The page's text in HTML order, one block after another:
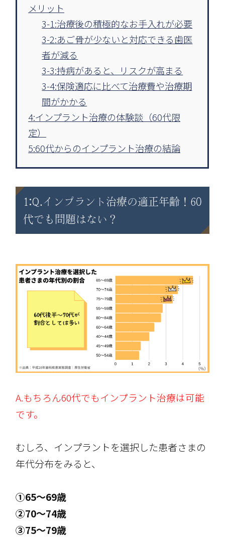
メリット
3-1:治療後の積極的なお手入れが必要
3-2:あご骨が少ないと対応できる歯医
者が減る
3-3:持病があると、リスクが高まる
3-4:保険適応に比べて治療費や治療期
間がかかる
4:インプラント治療の体験談（60代限
定）
5:60代からのインプラント治療の結論
1:Q.インプラント治療の適正年齢！60
代でも問題はない？
A.もちろん60代でもインプラント治療は可能
です。
むしろ、インプラントを選択した患者さまの
年代分布をみると、
①65～69歳
②70～74歳
③75～79歳